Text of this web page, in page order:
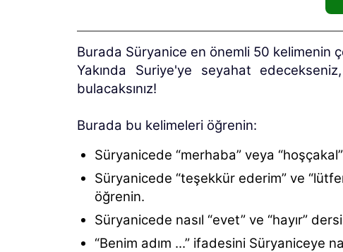
Burada Süryanice en önemli 50 kelimenin
Yakında Suriye'ye seyahat
bulacaksınız!
Burada bu kelimeleri öğrenin:
Süryanicede “merhaba” veya
Süryanicede “teşekkür ederim” ve
öğrenin.
Süryanicede nasıl “evet” ve “hayır”
“Benim adım ...” ifadesini Süryaniceye